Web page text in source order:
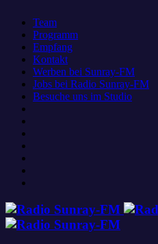
Team
Programm
Empfang
Kontakt
Werben bei Sunray-FM
Jobs bei Radio Sunray-FM
Besuche uns im Studio